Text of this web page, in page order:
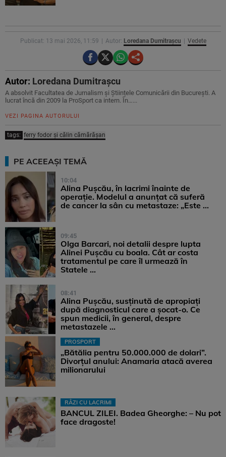
Publicat: 13 mai 2026, 11:59 Autor: Loredana Dumitrașcu Vedete
Autor: Loredana Dumitrașcu
A absolvit Facultatea de Jurnalism și Științele Comunicării din București. A
lucrat încă din 2009 la ProSport ca intern. În…...
VEZI PAGINA AUTORULUI
tags: ferry fodor și călin cămărășan
PE ACEEAȘI TEMĂ
10:04
Alina Pușcău, în lacrimi înainte de
operație. Modelul a anunțat că suferă
de cancer la sân cu metastaze: „Este ...
09:45
Olga Barcari, noi detalii despre lupta
Alinei Pușcău cu boala. Cât ar costa
tratamentul pe care îl urmează în
Statele ...
08:41
Alina Pușcău, susținută de apropiați
după diagnosticul care a șocat-o. Ce
spun medicii, în general, despre
metastazele ...
PROSPORT
„Bătălia pentru 50.000.000 de dolari”.
Divorțul anului: Anamaria atacă averea
milionarului
RÂZI CU LACRIMI
BANCUL ZILEI. Badea Gheorghe: – Nu pot
face dragoste!